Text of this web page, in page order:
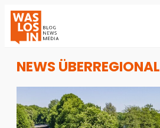
NEWS ÜBERREGIONAL